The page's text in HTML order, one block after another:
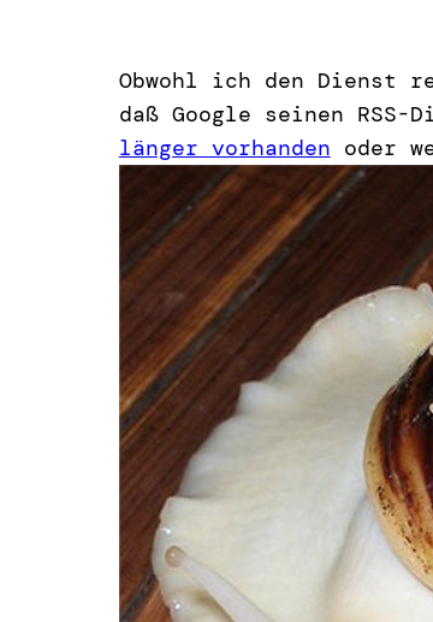
Obwohl ich den
daß Google seinen
länger vorhanden oder